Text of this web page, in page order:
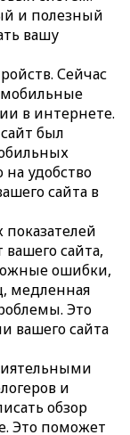
и полезный
вашу
Сейчас
мобильные
в интернете.
был
на удобство
сайта в
сайта,
ошибки,
медленная
Это
вашего сайта
и
обзор
Это поможет